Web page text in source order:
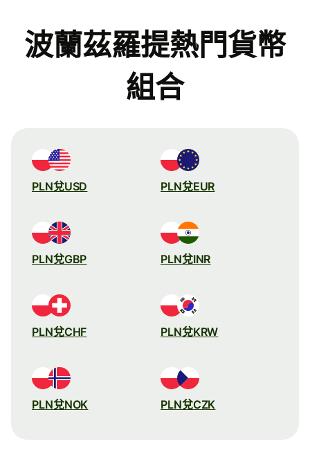
波蘭茲羅提熱門貨幣
組合
PLN兌USD PLN兌EUR
PLN兌GBP PLN兌INR
PLN兌CHF PLN兌KRW
PLN兌NOK PLN兌CZK